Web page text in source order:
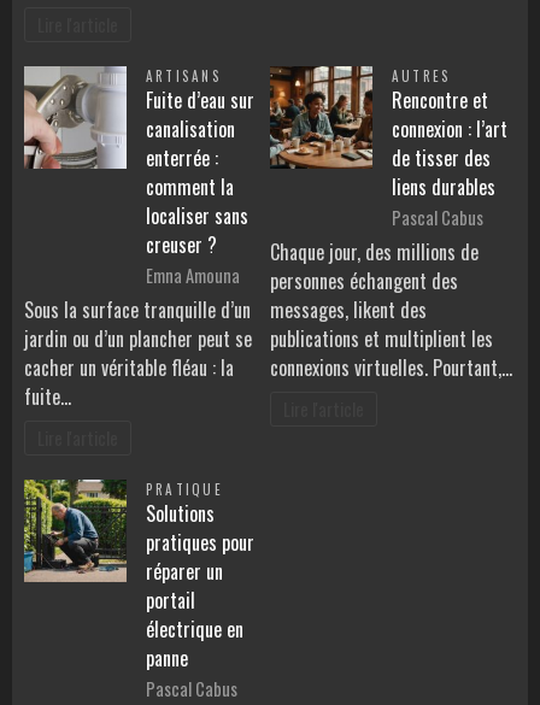
ARTISANS
Fuite d’eau sur
canalisation
enterrée :
comment la
localiser sans
creuser ?
Emna Amouna
Sous la surface tranquille d’un
jardin ou d’un plancher peut se
cacher un véritable fléau : la
fuite…
AUTRES
Rencontre et
connexion : l’art
de tisser des
liens durables
Pascal Cabus
Chaque jour, des millions de
personnes échangent des
messages, likent des
publications et multiplient les
connexions virtuelles. Pourtant,…
PRATIQUE
Solutions
pratiques pour
réparer un
portail
électrique en
panne
Pascal Cabus